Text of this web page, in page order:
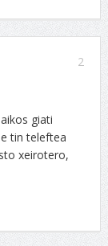
2
giati
tin teleftea
xeirotero,